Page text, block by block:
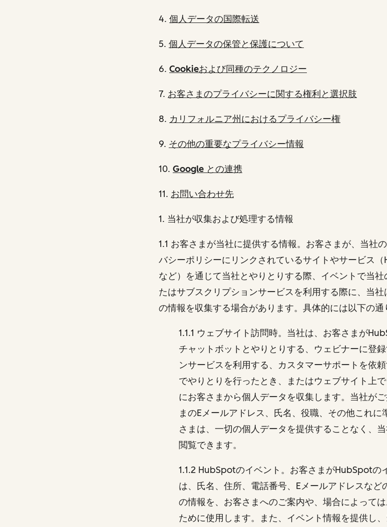
4. 個人データの国際転送
5. 個人データの保管と保護について
6. Cookieおよび同種のテクノロジー
7. お客さまのプライバシーに関する権利と選択肢
8. カリフォルニア州におけるプライバシー権
9. その他の重要なプライバシー情報
10. Google との連携
11. お問い合わせ先
1. 当社が収集および処理する情報
1.1 お客さまが当社に提供する情報。お客さまが、当社
バシーポリシーにリンクされているサイトやサービス
など）を通じて当社とやりとりする際、イベントで当
たはサブスクリプションサービスを利用する際に、当
の情報を収集する場合があります。具体的には以下の通
1.1.1 ウェブサイト訪問時。当社は、お客さまが
チャットボットとやりとりする、ウェビナーに登
ンサービスを利用する、カスタマーサポートを依
でやりとりを行ったとき、またはウェブサイト上
にお客さまから個人データを収集します。当社が
まのEメールアドレス、氏名、役職、その他これ
さまは、一切の個人データを提供することなく、
閲覧できます。
1.1.2 HubSpotのイベント。お客さまがHubSpotの
は、氏名、住所、電話番号、Eメールアドレスなど
の情報を、お客さまへのご案内や、場合によって
ために使用します。また、イベント情報を提供し